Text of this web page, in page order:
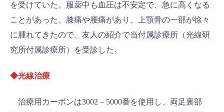
を受けていた。服薬中も血圧は不安定で、急に高くなる
ことがあった。膝痛や腰痛があり、上顎骨の一部が徐々
に腫れてきたので、友人の紹介で当付属診療所（光線研
究所付属診療所）を受診した。
◆光線治療
治療用カーボンは3002－5000番を使用し、両足裏部